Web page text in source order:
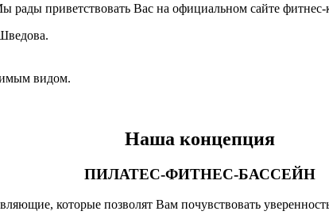
рады приветствовать Вас на официальном сайте фитнес-
видом.
Наша концепция
ПИЛАТЕС-ФИТНЕС-БАССЕЙН
которые позволят Вам почувствовать